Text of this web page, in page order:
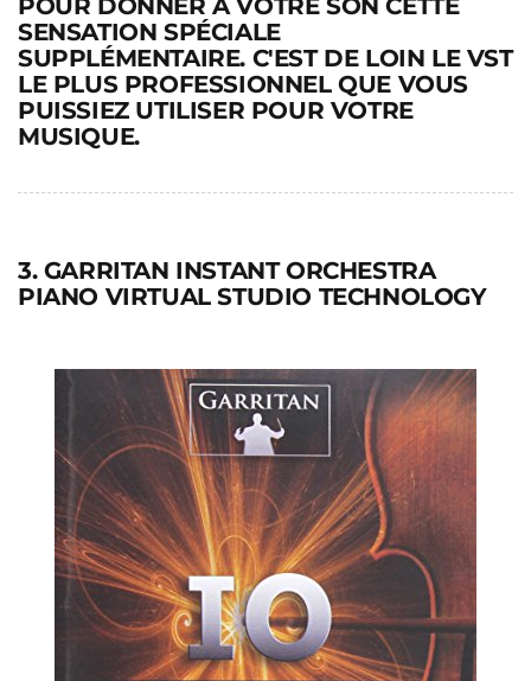
POUR DONNER À VOTRE SON CETTE
SENSATION SPÉCIALE
SUPPLÉMENTAIRE. C'EST DE LOIN LE VST
LE PLUS PROFESSIONNEL QUE VOUS
PUISSIEZ UTILISER POUR VOTRE
MUSIQUE.
3. GARRITAN INSTANT ORCHESTRA
PIANO VIRTUAL STUDIO TECHNOLOGY